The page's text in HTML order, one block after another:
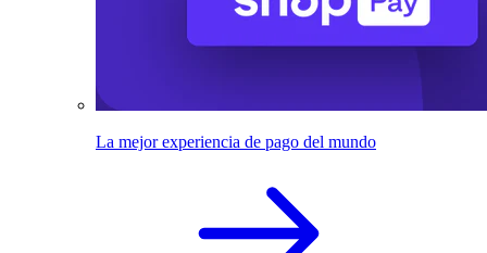
La mejor experiencia de pago del mundo